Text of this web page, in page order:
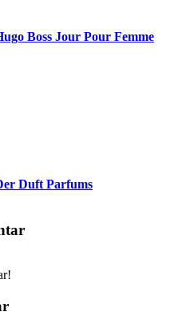
Boss Jour Pour Femme
Duft Parfums